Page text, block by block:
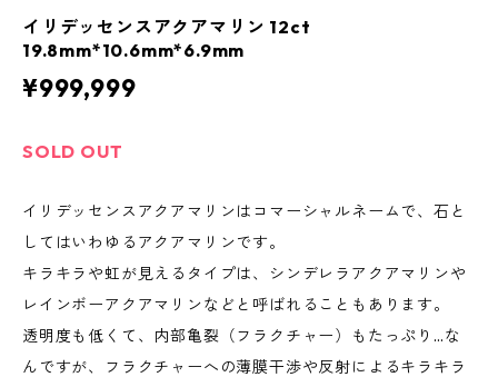
イリデッセンスアクアマリン 12ct
19.8mm*10.6mm*6.9mm
¥999,999
SOLD OUT
イリデッセンスアクアマリンはコマーシャルネームで、石と
してはいわゆるアクアマリンです。
キラキラや虹が見えるタイプは、シンデレラアクアマリンや
レインボーアクアマリンなどと呼ばれることもあります。
透明度も低くて、内部亀裂（フラクチャー）もたっぷり…な
んですが、フラクチャーへの薄膜干渉や反射によるキラキラ